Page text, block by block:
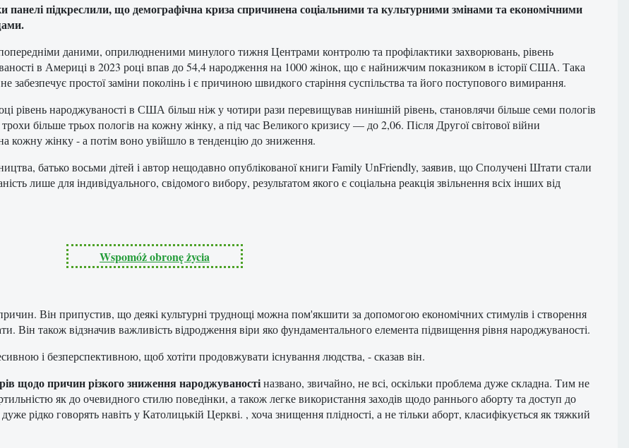
панелі підкреслили, що демографічна криза спричинена соціальними та культурними змінами та економічними
даними, оприлюдненими минулого тижня Центрами контролю та профілактики захворювань, рівень
в Америці в 2023 році впав до 54,4 народження на 1000 жінок, що є найнижчим показником в історії США. Така
забезпечує простої заміни поколінь і є причиною швидкого старіння суспільства та його поступового вимирання.
рівень народжуваності в США більш ніж у чотири рази перевищував нинішній рівень, становлячи більше семи пологів
більше трьох пологів на кожну жінку, а під час Великого кризису — до 2,06. Після Другої світової війни
кожну жінку - а потім воно увійшло в тенденцію до зниження.
батько восьми дітей і автор нещодавно опублікованої книги Family UnFriendly, заявив, що Сполучені Штати стали
лише для індивідуального, свідомого вибору, результатом якого є соціальна реакція звільнення всіх інших від
Wspomóż obronę życia
Він припустив, що деякі культурні труднощі можна пом'якшити за допомогою економічних стимулів і створення
Він також відзначив важливість відродження віри яко фундаментального елемента підвищення рівня народжуваності.
і безперспективною, щоб хотіти продовжувати існування людства, - сказав він.
щодо причин різкого зниження народжуваностіназвано, звичайно, не всі, оскільки проблема дуже складна. Тим не
як до очевидного стилю поведінки, а також легке використання заходів щодо раннього аборту та доступ до
рідко говорять навіть у Католицькій Церкві. , хоча знищення плідності, а не тільки аборт, класифікується як тяжкий